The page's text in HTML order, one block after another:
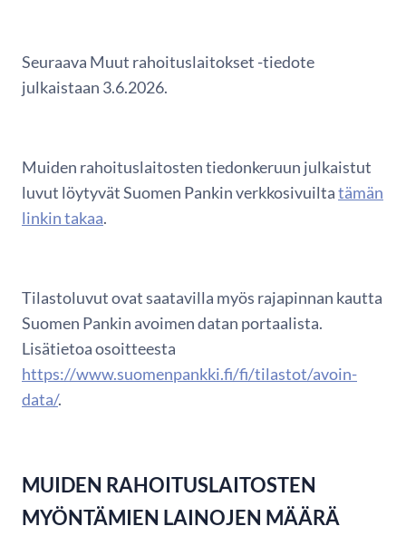
Seuraava Muut rahoituslaitokset -tiedote
julkaistaan 3.6.2026.
Muiden rahoituslaitosten tiedonkeruun julkaistut
luvut löytyvät Suomen Pankin verkkosivuiltatämän
linkin takaa.
Tilastoluvut ovat saatavilla myös rajapinnan kautta
Suomen Pankin avoimen datan portaalista.
Lisätietoa osoitteesta
https://www.suomenpankki.fi/fi/tilastot/avoin-
data/.
MUIDEN RAHOITUSLAITOSTEN
MYÖNTÄMIEN LAINOJEN MÄÄRÄ